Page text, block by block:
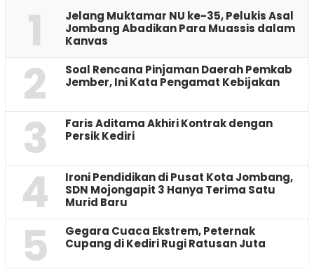
1
Jelang Muktamar NU ke-35, Pelukis Asal
Jombang Abadikan Para Muassis dalam
Kanvas
2
‎Soal Rencana Pinjaman Daerah Pemkab
Jember, Ini Kata Pengamat Kebijakan ‎
3
Faris Aditama Akhiri Kontrak dengan
Persik Kediri
4
Ironi Pendidikan di Pusat Kota Jombang,
SDN Mojongapit 3 Hanya Terima Satu
Murid Baru
5
‎Gegara Cuaca Ekstrem, Peternak
Cupang di Kediri Rugi Ratusan Juta